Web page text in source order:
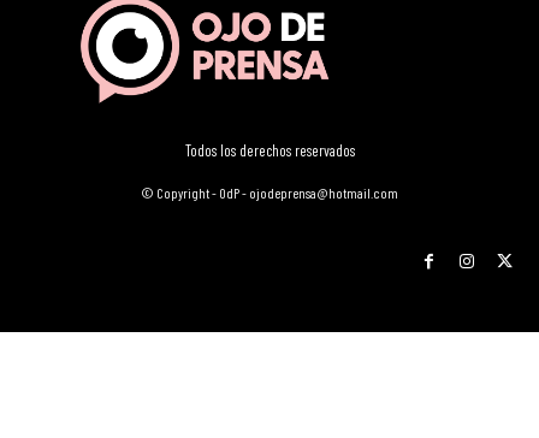
Todos los derechos reservados
© Copyright - OdP - ojodeprensa@hotmail.com